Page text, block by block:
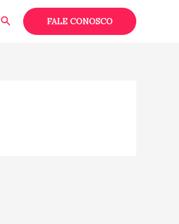
PesquisarFALE CONOSCO